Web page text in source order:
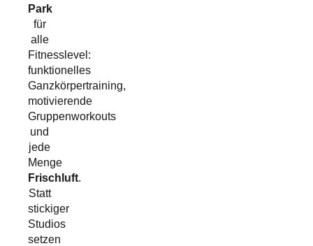
Park
für
alle
Fitnesslevel:
funktionelles
Ganzkörpertraining,
motivierende
Gruppenworkouts
und
jede
Menge
Frischluft.
Statt
stickiger
Studios
setzen